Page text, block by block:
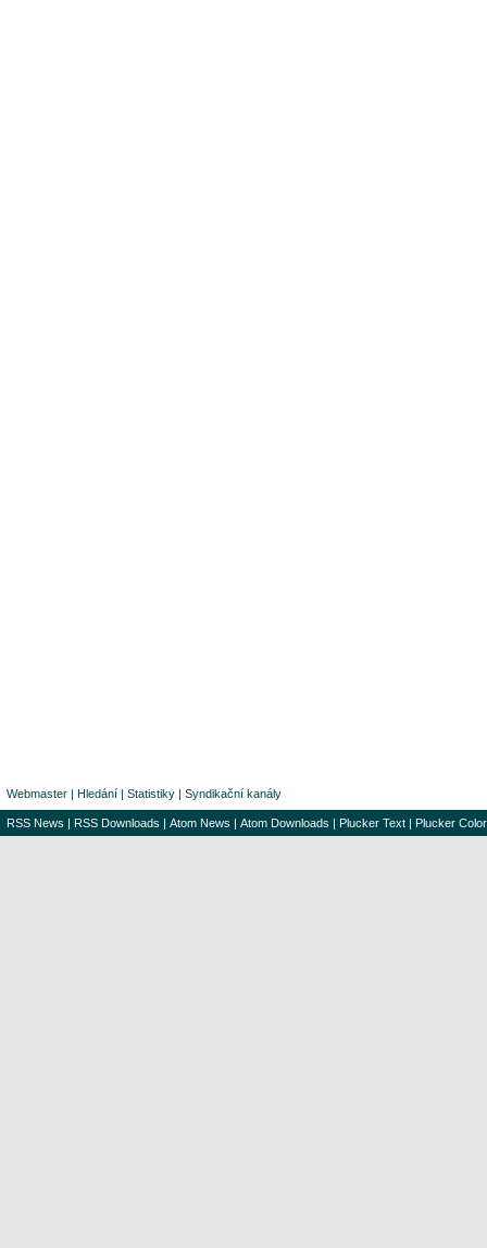
Webmaster | Hledání | Statistiky | Syndikační kanály
RSS News | RSS Downloads | Atom News | Atom Downloads | Plucker Text | Plucker Color